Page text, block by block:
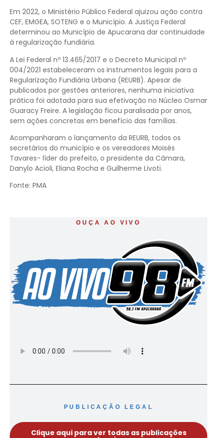
Em 2022, o Ministério Público Federal ajuizou ação contra
CEF, EMGEA, SOTENG e o Município. A Justiça Federal
determinou ao Município de Apucarana dar continuidade
à regularização fundiária.
A Lei Federal nº 13.465/2017 e o Decreto Municipal nº
004/2021 estabeleceram os instrumentos legais para a
Regularização Fundiária Urbana (REURB). Apesar de
publicados por gestões anteriores, nenhuma iniciativa
prática foi adotada para sua efetivação no Núcleo Osmar
Guaracy Freire. A legislação ficou paralisada por anos,
sem ações concretas em benefício das famílias.
Acompanharam o lançamento da REURB, todos os
secretários do município e os vereadores Moisés
Tavares- líder do prefeito, o presidente da Câmara,
Danylo Acioli, Eliana Rocha e Guilherme Livoti.
Fonte: PMA
OUÇA AO VIVO
PUBLICAÇÃO LEGAL
Clique aqui para ver todas as publicações